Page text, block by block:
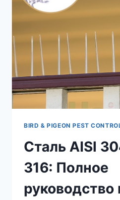
BIRD & PIGEON PEST
Сталь AISI
316: Полное